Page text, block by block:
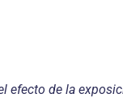
de la